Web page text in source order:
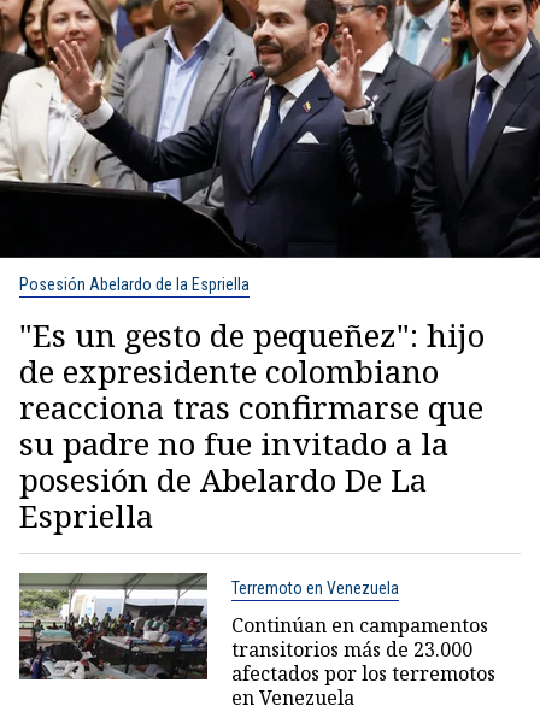
Posesión Abelardo de la Espriella
"Es un gesto de pequeñez": hijo
de expresidente colombiano
reacciona tras confirmarse que
su padre no fue invitado a la
posesión de Abelardo De La
Espriella
Terremoto en Venezuela
Continúan en campamentos
transitorios más de 23.000
afectados por los terremotos
en Venezuela